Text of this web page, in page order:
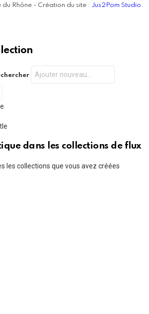
Rhône - Création du site : Jus2Pom Studio.
dans les collections de flux
les collections que vous avez créées